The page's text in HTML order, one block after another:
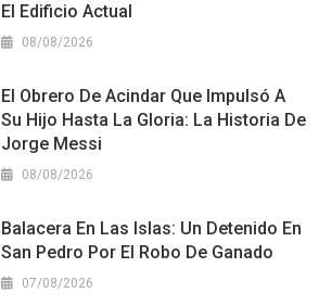
El Edificio Actual
08/08/2026
El Obrero De Acindar Que Impulsó A
Su Hijo Hasta La Gloria: La Historia De
Jorge Messi
08/08/2026
Balacera En Las Islas: Un Detenido En
San Pedro Por El Robo De Ganado
07/08/2026